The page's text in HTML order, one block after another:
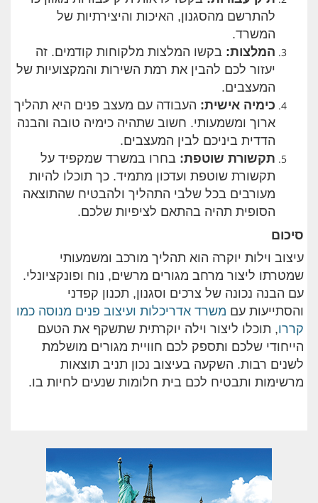
להתרשם מהסגנון, האיכות והיצירתיות של
המשרד.
המלצות: בקשו המלצות מלקוחות קודמים. זה
יעזור לכם להבין את רמת השירות והמקצועיות של
המעצבים.
כימיה אישית: העבודה עם מעצב פנים היא תהליך
ארוך ומשמעותי. חשוב שתהיה כימיה טובה והבנה
הדדית ביניכם לבין המעצבים.
תקשורת שוטפת: בחרו במשרד שמקפיד על
תקשורת שוטפת ועדכון מתמיד. כך תוכלו להיות
מעורבים בכל שלבי התהליך ולהבטיח שהתוצאה
הסופית תהיה בהתאם לציפיות שלכם.
סיכום
עיצוב וילות יוקרה הוא תהליך מורכב ומשמעותי
שמטרתו ליצור מרחב מגורים מרשים, נוח ופונקציונלי.
עם הבנה נכונה של צרכים וסגנון, תכנון קפדני
והסתייעות עם משרד אדריכלות ועיצוב פנים מנוסה כמו
קררו, תוכלו ליצור וילה יוקרתית שתשקף את הטעם
הייחודי שלכם ותספק לכם חוויית מגורים מושלמת
לשנים רבות. השקעה בעיצוב נכון תניב תוצאות
מרשימות ותבטיח לכם בית חלומות שנעים לחיות בו.